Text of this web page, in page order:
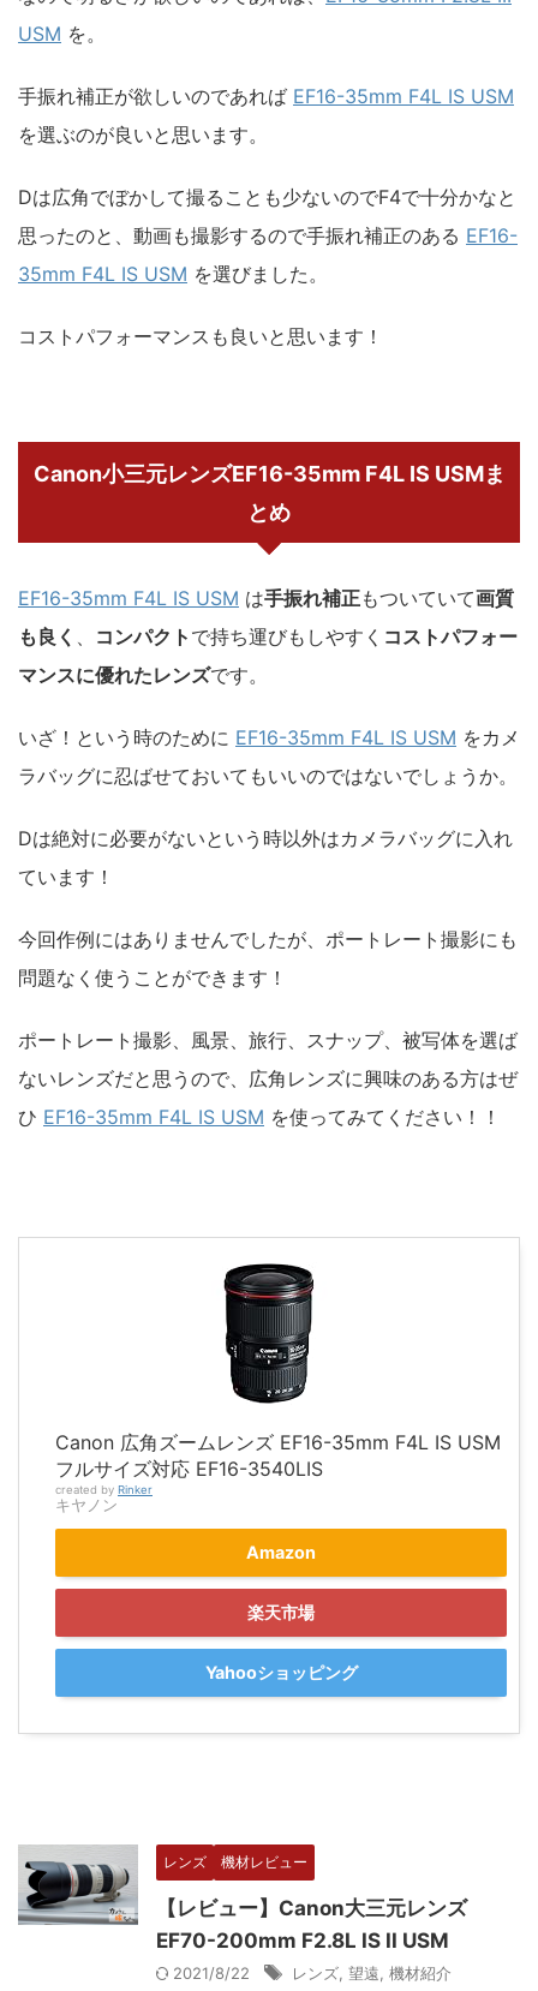
USM を。
手振れ補正が欲しいのであれば EF16-35mm F4L IS USM
を選ぶのが良いと思います。
Dは広角でぼかして撮ることも少ないのでF4で十分かなと
思ったのと、動画も撮影するので手振れ補正のある EF16-
35mm F4L IS USM を選びました。
コストパフォーマンスも良いと思います！
Canon小三元レンズEF16-35mm F4L IS USMま
とめ
EF16-35mm F4L IS USM は手振れ補正もついていて画質
も良く 、 コンパクト で持ち運びもしやすく コストパフォー
マンスに優れたレンズです。
いざ！という時のために EF16-35mm F4L IS USM をカメ
ラバッグに忍ばせておいてもいいのではないでしょうか。
Dは絶対に必要がないという時以外はカメラバッグに入れ
ています！
今回作例にはありませんでしたが、ポートレート撮影にも
問題なく使うことができます！
ポートレート撮影、風景、旅行、スナップ、被写体を選ば
ないレンズだと思うので、広角レンズに興味のある方はぜ
ひ EF16-35mm F4L IS USM を使ってみてください！！
Canon 広角ズームレンズ EF16-35mm F4L IS USM
フルサイズ対応 EF16-3540LIS
created by Rinker
キヤノン
Amazon
楽天市場
Yahooショッピング
レンズ 機材レビュー
【レビュー】Canon大三元レンズ
EF70-200mm F2.8L IS II USM
2021/8/22 レンズ, 望遠, 機材紹介